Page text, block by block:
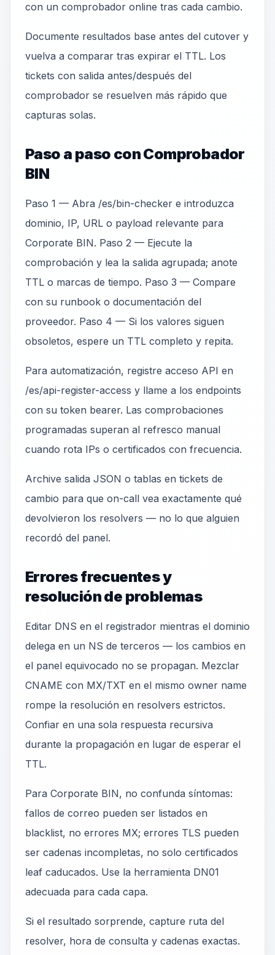
con un comprobador online tras cada cambio.
Documente resultados base antes del cutover y
vuelva a comparar tras expirar el TTL. Los
tickets con salida antes/después del
comprobador se resuelven más rápido que
capturas solas.
Paso a paso con Comprobador
BIN
Paso 1 — Abra /es/bin-checker e introduzca
dominio, IP, URL o payload relevante para
Corporate BIN. Paso 2 — Ejecute la
comprobación y lea la salida agrupada; anote
TTL o marcas de tiempo. Paso 3 — Compare
con su runbook o documentación del
proveedor. Paso 4 — Si los valores siguen
obsoletos, espere un TTL completo y repita.
Para automatización, registre acceso API en
/es/api-register-access y llame a los endpoints
con su token bearer. Las comprobaciones
programadas superan al refresco manual
cuando rota IPs o certificados con frecuencia.
Archive salida JSON o tablas en tickets de
cambio para que on-call vea exactamente qué
devolvieron los resolvers — no lo que alguien
recordó del panel.
Errores frecuentes y
resolución de problemas
Editar DNS en el registrador mientras el dominio
delega en un NS de terceros — los cambios en
el panel equivocado no se propagan. Mezclar
CNAME con MX/TXT en el mismo owner name
rompe la resolución en resolvers estrictos.
Confiar en una sola respuesta recursiva
durante la propagación en lugar de esperar el
TTL.
Para Corporate BIN, no confunda síntomas:
fallos de correo pueden ser listados en
blacklist, no errores MX; errores TLS pueden
ser cadenas incompletas, no solo certificados
leaf caducados. Use la herramienta DN01
adecuada para cada capa.
Si el resultado sorprende, capture ruta del
resolver, hora de consulta y cadenas exactas.